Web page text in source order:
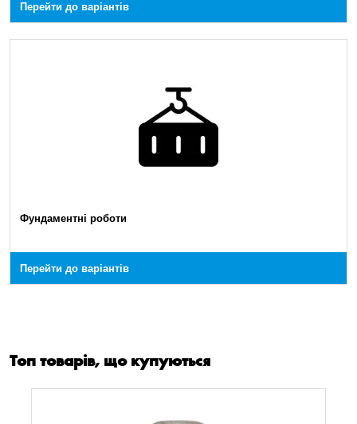
Перейти до варіантів
Фундаментні роботи
Перейти до варіантів
Топ товарів, що купуються